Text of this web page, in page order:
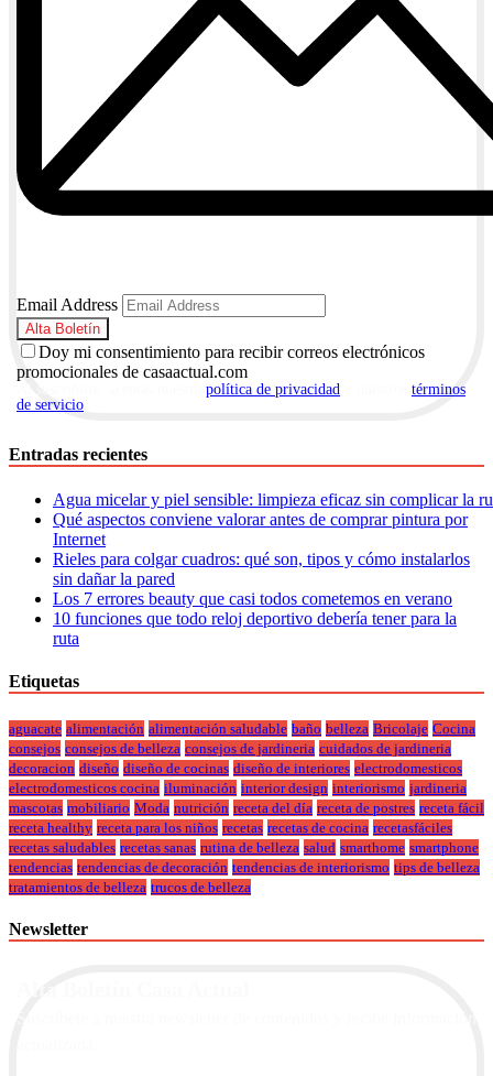
Email Address
Doy mi consentimiento para recibir correos electrónicos
promocionales de casaactual.com
política de privacidad
términos
de servicio
Entradas recientes
Agua micelar y piel sensible: limpieza eficaz sin complicar la
Qué aspectos conviene valorar antes de comprar pintura por
Internet
Rieles para colgar cuadros: qué son, tipos y cómo instalarlos
sin dañar la pared
Los 7 errores beauty que casi todos cometemos en verano
10 funciones que todo reloj deportivo debería tener para la
ruta
Etiquetas
aguacate alimentación alimentación saludable baño belleza Bricolaje Cocina
consejos consejos de belleza consejos de jardineria cuidados de jardineria
decoracion diseño diseño de cocinas diseño de interiores electrodomesticos
electrodomesticos cocina iluminación interior design interiorismo jardineria
mascotas mobiliario Moda nutrición receta del día receta de postres receta fácil
receta healthy receta para los niños recetas recetas de cocina recetasfáciles
recetas saludables recetas sanas rutina de belleza salud smarthome smartphone
tendencias tendencias de decoración tendencias de interiorismo tips de belleza
tratamientos de belleza trucos de belleza
Newsletter